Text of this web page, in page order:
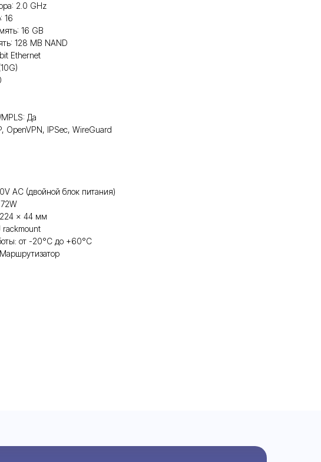
2.0 GHz
16
16 GB
128 MB NAND
Ethernet
Да
OpenVPN, IPSec, WireGuard
AC (двойной блок питания)
× 44 мм
rackmount
от -20°C до +60°C